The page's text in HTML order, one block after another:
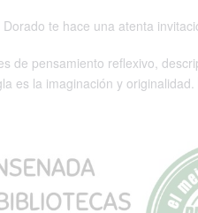
te hace una atenta
de pensamiento reflexivo,
es la imaginación y originalidad.